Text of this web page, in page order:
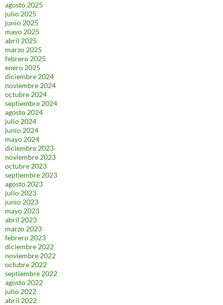
agosto 2025
julio 2025
junio 2025
mayo 2025
abril 2025
marzo 2025
febrero 2025
enero 2025
diciembre 2024
noviembre 2024
octubre 2024
septiembre 2024
agosto 2024
julio 2024
junio 2024
mayo 2024
diciembre 2023
noviembre 2023
octubre 2023
septiembre 2023
agosto 2023
julio 2023
junio 2023
mayo 2023
abril 2023
marzo 2023
febrero 2023
diciembre 2022
noviembre 2022
octubre 2022
septiembre 2022
agosto 2022
julio 2022
abril 2022